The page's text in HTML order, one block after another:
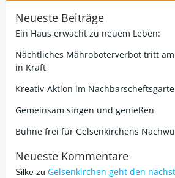
Neueste Beiträge
Ein Haus erwacht zu neuem Leben:
Nächtliches Mähroboterverbot tritt am
in Kraft
Kreativ-Aktion im
Gemeinsam singen und genießen
Bühne frei für Gelsenkirchens
Neueste Kommentare
Silke zu Gelsenkirchen geht den